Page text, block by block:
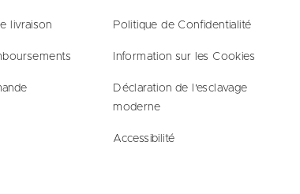
livraison Politique de Confidentialité
Information sur les Cookies
Déclaration de l'esclavage
moderne
Accessibilité